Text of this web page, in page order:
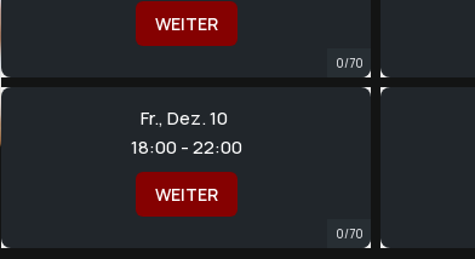
WEITER
0/70
Fr., Dez. 10
18:00 - 22:00
WEITER
0/70